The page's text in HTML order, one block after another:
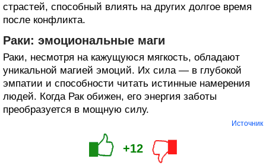
страстей, способный влиять на других долгое время
после конфликта.
Раки: эмоциональные маги
Раки, несмотря на кажущуюся мягкость, обладают
уникальной магией эмоций. Их сила — в глубокой
эмпатии и способности читать истинные намерения
людей. Когда Рак обижен, его энергия заботы
преобразуется в мощную силу.
Источник
+12